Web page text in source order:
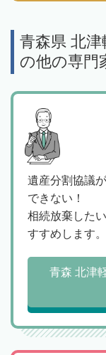
青森県 北
の他の専門
遺産分割協議
できない！
相続放棄した
すすめします。
青森 北津